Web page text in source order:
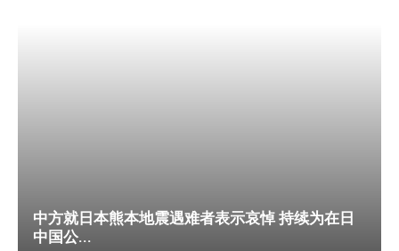
中方就日本熊本地震遇难者表示哀悼 持续为在日
中国公...